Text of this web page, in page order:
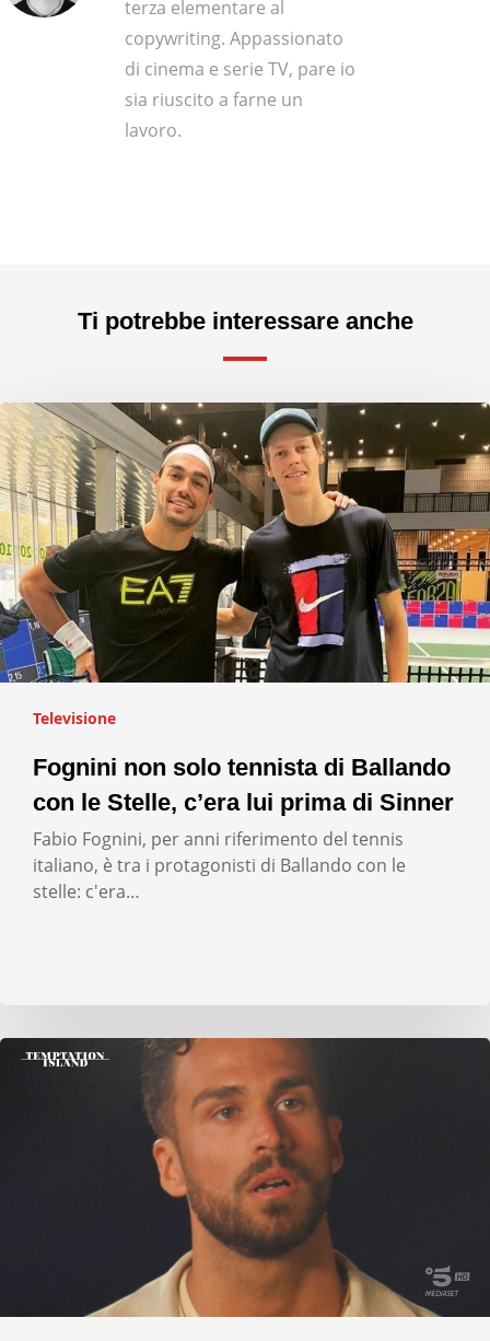
terza elementare al
copywriting. Appassionato
di cinema e serie TV, pare io
sia riuscito a farne un
lavoro.
Ti potrebbe interessare anche
Televisione
Fognini non solo tennista di Ballando
con le Stelle, c’era lui prima di Sinner
Fabio Fognini, per anni riferimento del tennis
italiano, è tra i protagonisti di Ballando con le
stelle: c'era…